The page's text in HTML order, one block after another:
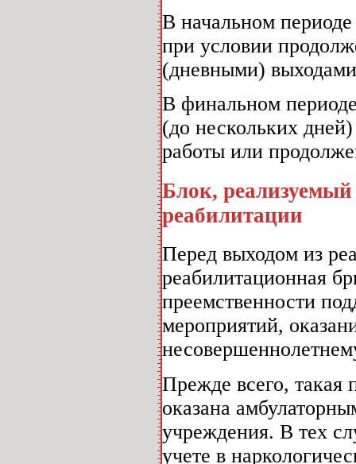
В начальном
при условии
(дневными)
В финальном
(до нескольких
работы или
Блок,
реабилитации
Перед выходом из
реабилитационная
преемственности
мероприятий,
Прежде всего,
оказана
учреждения. В тех
учете в